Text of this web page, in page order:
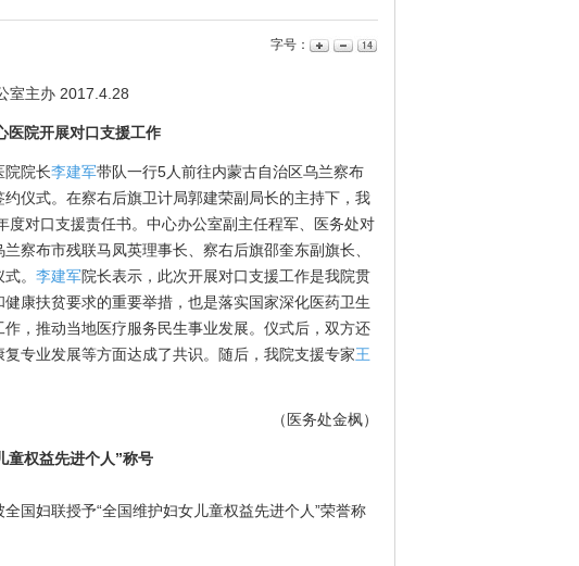
字号：
室主办 2017.4.28
医院开展对口支援工作
院长李建军带队一行5人前往内蒙古自治区乌兰察布
仪式。在察右后旗卫计局郭建荣副局长的主持下，我
对口支援责任书。中心办公室副主任程军、医务处对
察布市残联马凤英理事长、察右后旗邵奎东副旗长、
。 李建军院长表示，此次开展对口支援工作是我院贯
康扶贫要求的重要举措，也是落实国家深化医药卫生
，推动当地医疗服务民生事业发展。仪式后，双方还
专业发展等方面达成了共识。随后，我院支援专家王
（医务处金枫）
童权益先进个人”称号
全国妇联授予“全国维护妇女儿童权益先进个人”荣誉称